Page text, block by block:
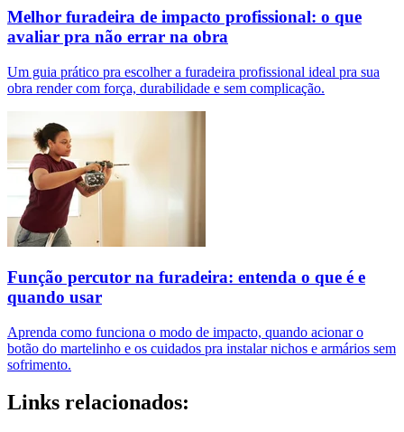
Melhor furadeira de impacto profissional: o que
avaliar pra não errar na obra
Um guia prático pra escolher a furadeira profissional ideal pra sua
obra render com força, durabilidade e sem complicação.
Função percutor na furadeira: entenda o que é e
quando usar
Aprenda como funciona o modo de impacto, quando acionar o
botão do martelinho e os cuidados pra instalar nichos e armários sem
sofrimento.
Links relacionados: